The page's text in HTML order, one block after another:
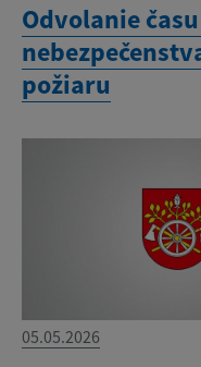
Odvolanie
požiaru
05.05.2026